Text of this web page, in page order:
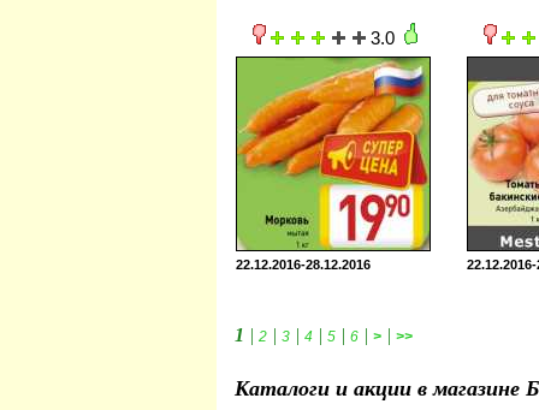
3.0
22.12.2016-28.12.2016
1 | 2 | 3 | 4 | 5 | 6 | > | >>
Каталоги и акции в магазине